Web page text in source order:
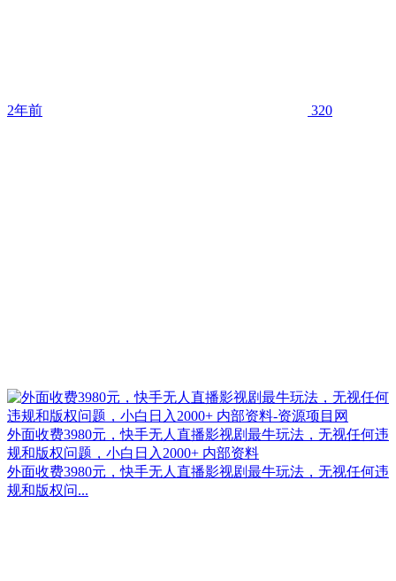
2年前 320
外面收费3980元，快手无人直播影视剧最牛玩法，无视任何违
规和版权问题，小白日入2000+ 内部资料
外面收费3980元，快手无人直播影视剧最牛玩法，无视任何违
规和版权问...